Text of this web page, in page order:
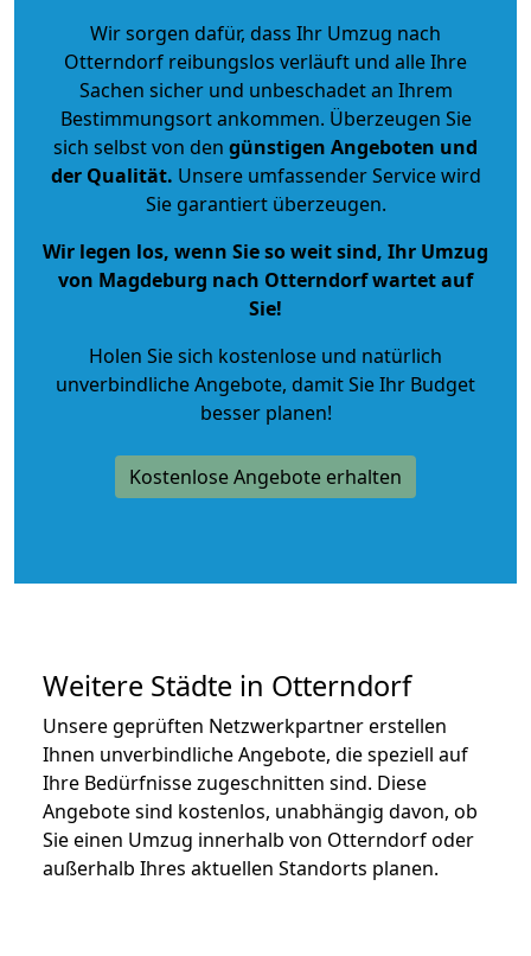
Wir sorgen dafür, dass Ihr Umzug nach
Otterndorf reibungslos verläuft und alle Ihre
Sachen sicher und unbeschadet an Ihrem
Bestimmungsort ankommen. Überzeugen Sie
sich selbst von den günstigen Angeboten und
der Qualität. Unsere umfassender Service wird
Sie garantiert überzeugen.
Wir legen los, wenn Sie so weit sind, Ihr Umzug
von Magdeburg nach Otterndorf wartet auf
Sie!
Holen Sie sich kostenlose und natürlich
unverbindliche Angebote, damit Sie Ihr Budget
besser planen!
Kostenlose Angebote erhalten
Weitere Städte in Otterndorf
Unsere geprüften Netzwerkpartner erstellen
Ihnen unverbindliche Angebote, die speziell auf
Ihre Bedürfnisse zugeschnitten sind. Diese
Angebote sind kostenlos, unabhängig davon, ob
Sie einen Umzug innerhalb von Otterndorf oder
außerhalb Ihres aktuellen Standorts planen.